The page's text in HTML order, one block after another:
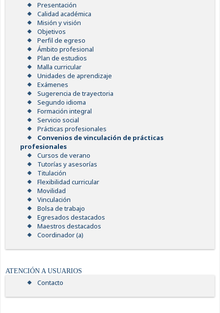
Presentación
Calidad académica
Misión y visión
Objetivos
Perfil de egreso
Ámbito profesional
Plan de estudios
Malla curricular
Unidades de aprendizaje
Exámenes
Sugerencia de trayectoria
Segundo idioma
Formación integral
Servicio social
Prácticas profesionales
Convenios de vinculación de prácticas
profesionales
Cursos de verano
Tutorías y asesorías
Titulación
Flexibilidad curricular
Movilidad
Vinculación
Bolsa de trabajo
Egresados destacados
Maestros destacados
Coordinador (a)
ATENCIÓN A USUARIOS
Contacto